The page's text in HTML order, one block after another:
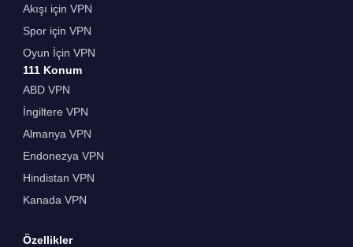
Akışı için VPN
Spor için VPN
Oyun İçin VPN
111 Konum
ABD VPN
İngiltere VPN
Almanya VPN
Endonezya VPN
Hindistan VPN
Kanada VPN
Özellikler